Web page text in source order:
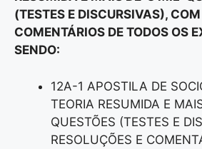
(TESTES E DISCURSIVAS),
COMENTÁRIOS DE TODOS OS
SENDO:
12A-1 APOSTILA DE
TEORIA RESUMIDA E
QUESTÕES (TESTES E
RESOLUÇÕES E